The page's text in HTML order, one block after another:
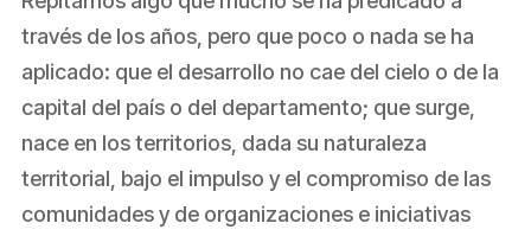
través de los años, pero que poco o nada se ha
aplicado: que el desarrollo no cae del cielo o de la
capital del país o del departamento; que surge,
nace en los territorios, dada su naturaleza
territorial, bajo el impulso y el compromiso de las
comunidades y de organizaciones e iniciativas